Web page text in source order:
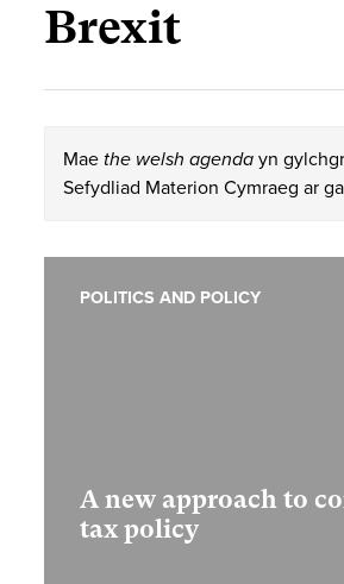
Brexit
Mae the welsh agenda yn
Sefydliad Materion Cymraeg ar
A new approach to
tax policy
POLITICS AND POLICY